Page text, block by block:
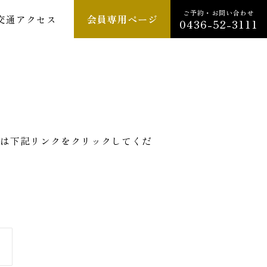
通アクセス 会員専用ページ ご予約・お問い合わせ
0436-52-3111
下記リンクをクリックしてくだ